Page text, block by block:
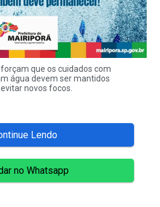
que os cuidados com
água devem ser mantidos
novos focos.
Lendo
no Whatsapp